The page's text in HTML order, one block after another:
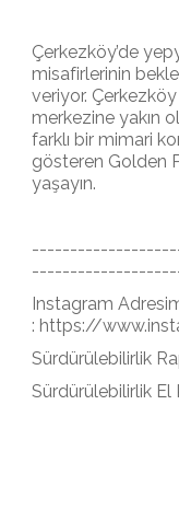
Çerkezköy’de
misafirlerinin
veriyor.
merkezine yakın
farklı bir mimari
gösteren Golden
yaşayın.
Instagram
: https://
Sürdürülebilirlik
Sürdürülebilirlik El